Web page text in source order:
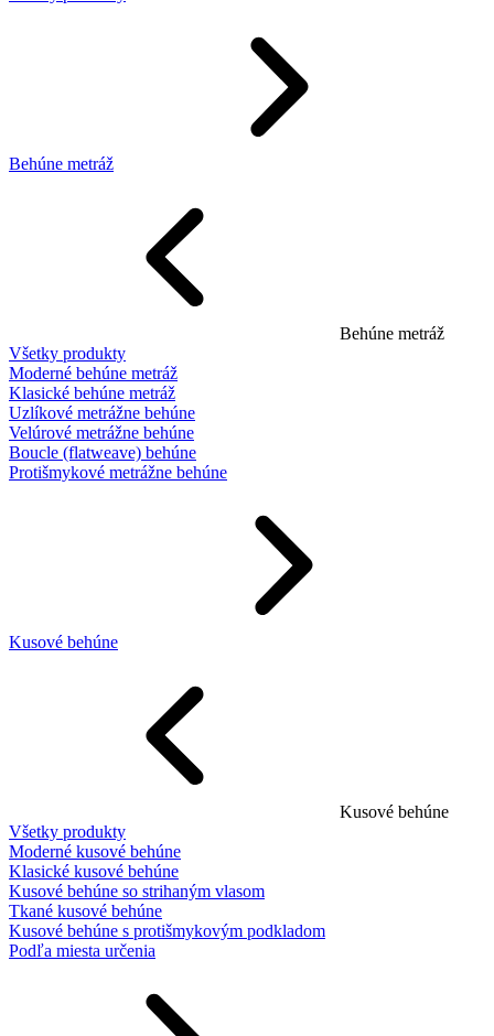
Behúne metráž
Behúne metráž
Všetky produkty
Moderné behúne metráž
Klasické behúne metráž
Uzlíkové metrážne behúne
Velúrové metrážne behúne
Boucle (flatweave) behúne
Protišmykové metrážne behúne
Kusové behúne
Kusové behúne
Všetky produkty
Moderné kusové behúne
Klasické kusové behúne
Kusové behúne so strihaným vlasom
Tkané kusové behúne
Kusové behúne s protišmykovým podkladom
Podľa miesta určenia